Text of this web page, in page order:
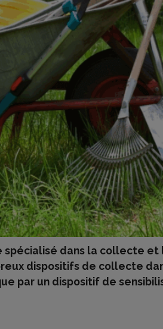
spécialisé dans la collecte
dispositifs de collecte
par un dispositif de